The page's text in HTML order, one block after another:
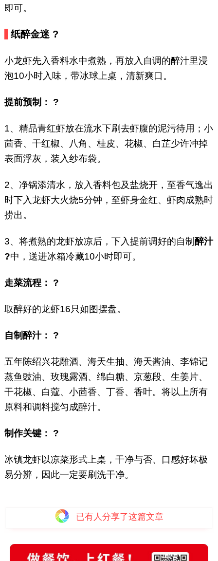
即可。
纸醉金迷 ?
小龙虾先入香料水中煮熟，再放入自调的醉汁里浸
泡10小时入味，带冰球上桌，清新爽口。
提前预制： ?
1、精品青红虾放在流水下刷去虾腹的泥污待用；小
茴香、干红椒、八角、桂皮、花椒、白芷少许冲掉
表面浮灰，装入纱布袋。
2、净锅添清水，放入香料包及盐烧开，至香气逸出
时下入龙虾大火烧5分钟，至虾身金红、虾肉成熟时
捞出。
3、将煮熟的龙虾放凉后，下入提前调好的自制 醉汁
?中，送进冰箱冷藏10小时即可。
走菜流程： ?
取醉好的龙虾16只如图摆盘。
自制醉汁： ?
五年陈绍兴花雕酒、海天生抽、海天酱油、李锦记
蒸鱼豉油、玫瑰露酒、绵白糖、京葱段、生姜片、
干花椒、白蔻、小茴香、丁香、香叶。将以上所有
原料和调料搅匀成醉汁。
制作关键： ?
冰镇龙虾以凉菜形式上桌，干净与否、口感好坏极
易分辨，因此一定要刷洗干净。
已有 人分享了这篇文章